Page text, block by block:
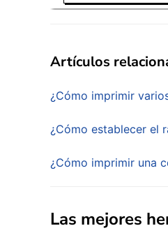
Artículos
¿Cómo imprimir
¿Cómo establecer el
¿Cómo imprimir una
Las mejores